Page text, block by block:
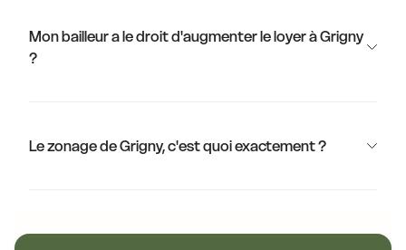
Mon bailleur a le droit d'augmenter le loyer à Grigny
?
Le zonage de Grigny, c'est quoi exactement ?